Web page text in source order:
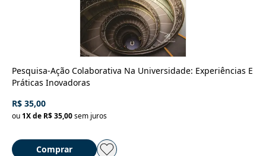
Pesquisa-Ação Colaborativa Na Universidade: Experiências E
Práticas Inovadoras
R$ 35,00
ou1X de R$ 35,00sem juros
Comprar